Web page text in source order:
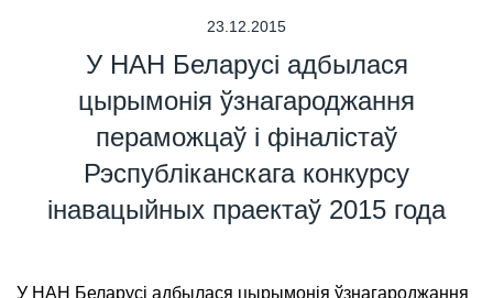
23.12.2015
У НАН Беларусі адбылася
цырымонія ўзнагароджання
пераможцаў і фіналістаў
Рэспубліканскага конкурсу
інавацыйных праектаў 2015 года
У НАН Беларусі адбылася цырымонія ўзнагароджання